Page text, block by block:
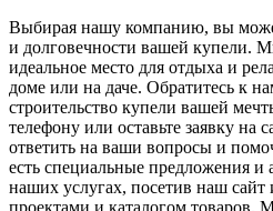
Выбирая нашу компанию, вы
и долговечности вашей купели.
идеальное место для отдыха и
доме или на даче. Обратитесь к
строительство купели вашей
телефону или оставьте заявку на
ответить на ваши вопросы и
есть специальные предложения и
наших услугах, посетив наш сайт
проектами и каталогом товаров.